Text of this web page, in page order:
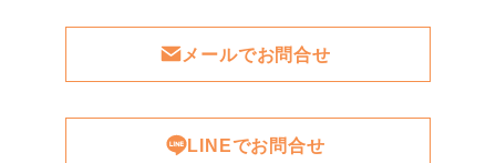
メールでお問合せ
LINEでお問合せ